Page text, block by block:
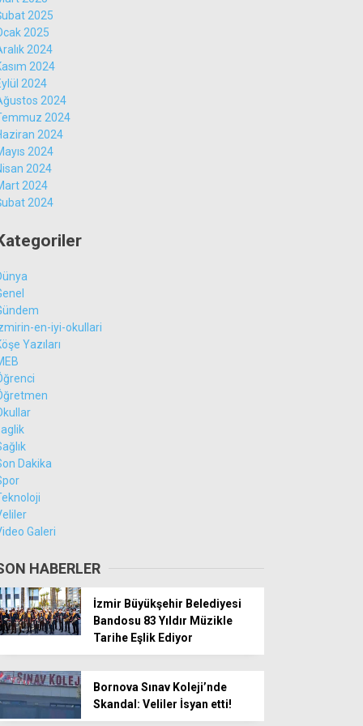
2025
2025
2024
2024
2024
2024
2024
2024
2024
2024
2024
2024
en-iyi-okullari
Yazıları
Dakika
Galeri
HABERLER
İzmir Büyükşehir Belediyesi
Bandosu 83 Yıldır Müzikle
Tarihe Eşlik Ediyor
Bornova Sınav Koleji’nde
Skandal: Veliler İsyan etti!